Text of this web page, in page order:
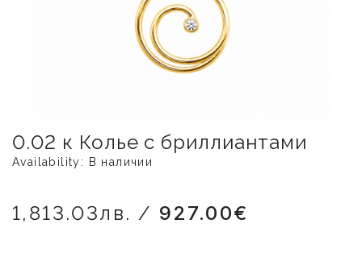
0.02 к Колье с бриллиантами
Availability: В наличии
1,813.03лв. / 927.00€